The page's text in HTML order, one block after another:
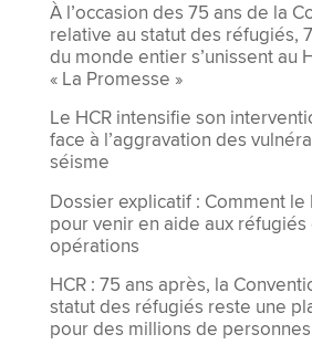
À l’occasion des 75 ans de la
relative au statut des réfugiés,
du monde entier s’unissent au
« La Promesse »
Le HCR intensifie son
face à l’aggravation des
séisme
Dossier explicatif : Comment le
pour venir en aide aux
opérations
HCR : 75 ans après, la
statut des réfugiés reste une
pour des millions de personnes